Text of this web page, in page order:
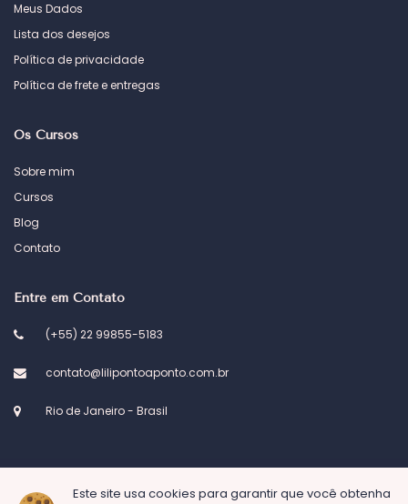
Este site usa cookies para garantir que você obtenha
Meus Dados
Lista dos desejos
Política de privacidade
Política de frete e entregas
Os Cursos
Sobre mim
Cursos
Blog
Contato
Entre em Contato
(+55) 22 99855-5183
contato@lilipontoaponto.com.br
Rio de Janeiro - Brasil